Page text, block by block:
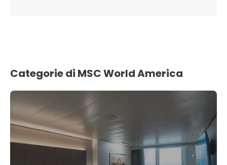
Categorie di MSC World America